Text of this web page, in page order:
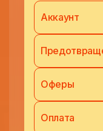
Аккаунт
Оферы
Оплата